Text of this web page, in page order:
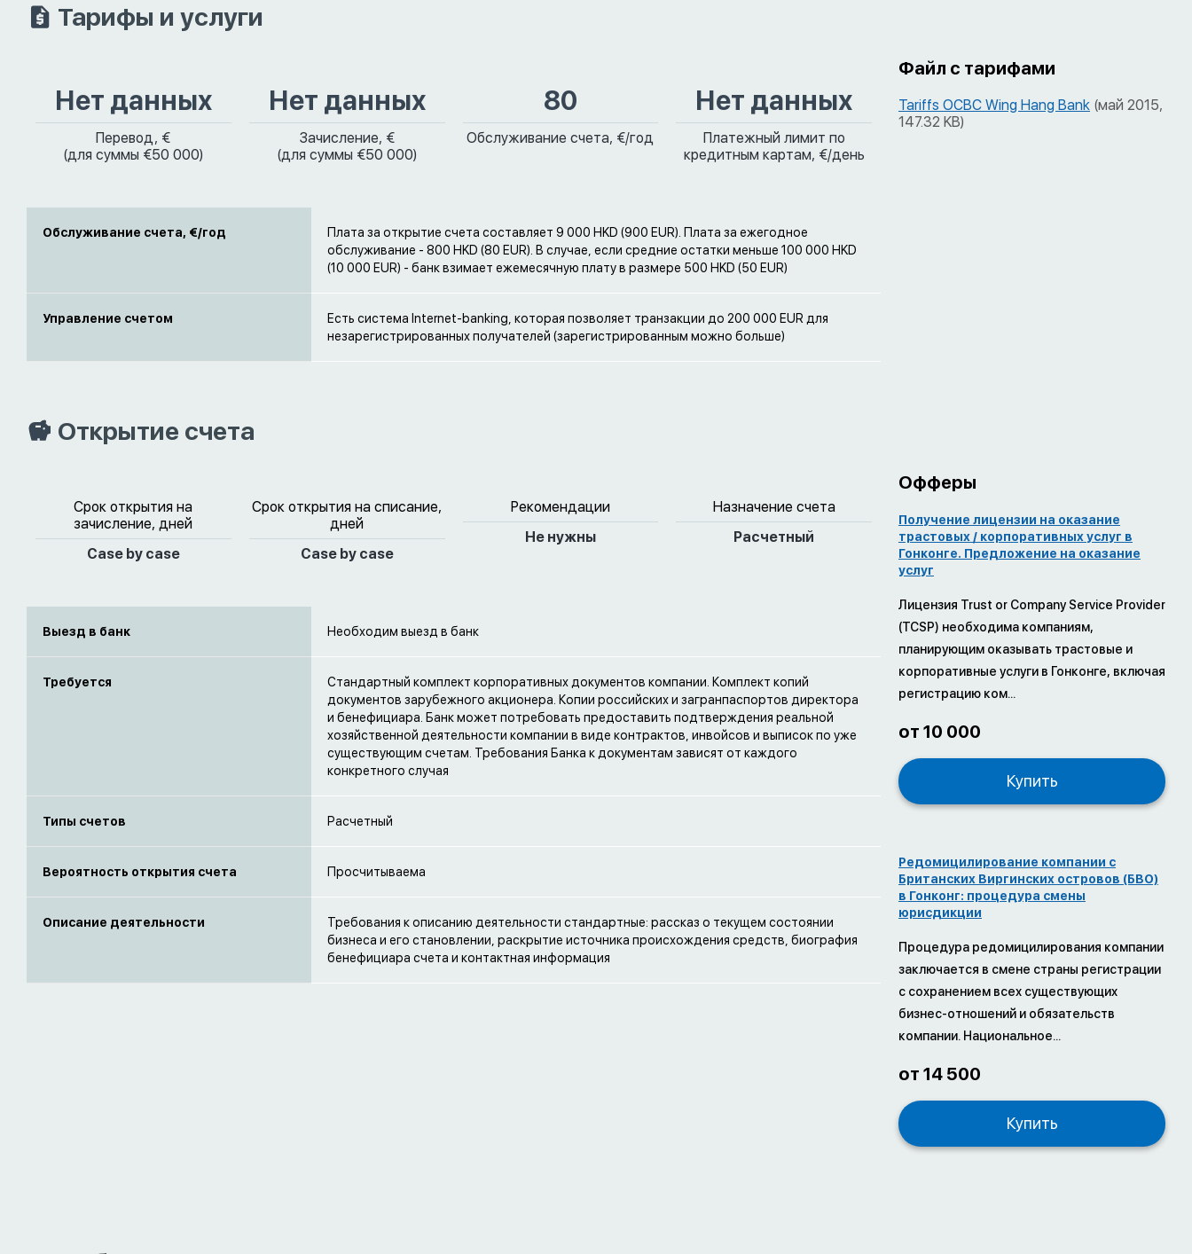
Тарифы и услуги
Нет данных
Перевод, €
(для суммы €50 000)
Нет данных
Зачисление, €
(для суммы €50 000)
80
Обслуживание счета, €/год
Нет данных
Платежный лимит по
кредитным картам, €/день
Обслуживание счета, €/год
Плата за открытие счета составляет 9 000 HKD (900 EUR). Плата за ежегодное
обслуживание - 800 HKD (80 EUR). В случае, если средние остатки меньше 100 000 HKD
(10 000 EUR) - банк взимает ежемесячную плату в размере 500 HKD (50 EUR)
Управление счетом
Есть система Internet-banking, которая позволяет транзакции до 200 000 EUR для
незарегистрированных получателей (зарегистрированным можно больше)
Файл с тарифами
Tariffs OCBC Wing Hang Bank (май 2015,
147.32 KB)
Открытие счета
Срок открытия на
зачисление, дней
Case by case
Срок открытия на списание,
дней
Case by case
Рекомендации
Не нужны
Назначение счета
Расчетный
Выезд в банк Необходим выезд в банк
Требуется
Стандартный комплект корпоративных документов компании. Комплект копий
документов зарубежного акционера. Копии российских и загранпаспортов директора
и бенефициара. Банк может потребовать предоставить подтверждения реальной
хозяйственной деятельности компании в виде контрактов, инвойсов и выписок по уже
существующим счетам. Требования Банка к документам зависят от каждого
конкретного случая
Типы счетов Расчетный
Вероятность открытия счета Просчитываема
Описание деятельности
Требования к описанию деятельности стандартные: рассказ о текущем состоянии
бизнеса и его становлении, раскрытие источника происхождения средств, биография
бенефициара счета и контактная информация
Офферы
Получение лицензии на оказание
трастовых / корпоративных услуг в
Гонконге. Предложение на оказание
услуг
Лицензия Trust or Company Service Provider
(TCSP) необходима компаниям,
планирующим оказывать трастовые и
корпоративные услуги в Гонконге, включая
регистрацию ком...
от 10 000
Купить
Редомицилирование компании с
Британских Виргинских островов (БВО)
в Гонконг: процедура смены
юрисдикции
Процедура редомицилирования компании
заключается в смене страны регистрации
с сохранением всех существующих
бизнес-отношений и обязательств
компании. Национальное...
от 14 500
Купить